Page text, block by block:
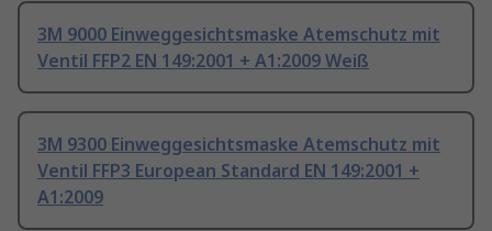
3M 9000 Einweggesichtsmaske Atemschutz mit
Ventil FFP2 EN 149:2001 + A1:2009 Weiß
3M 9300 Einweggesichtsmaske Atemschutz mit
Ventil FFP3 European Standard EN 149:2001 +
A1:2009